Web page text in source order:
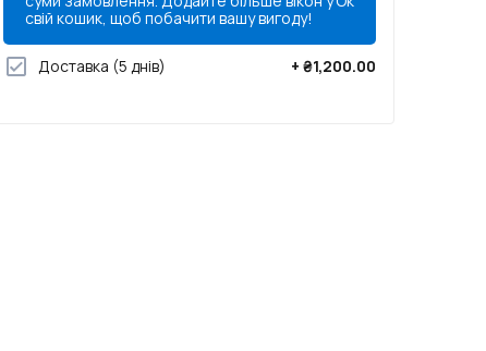
свій кошик, щоб побачити вашу вигоду!
Доставка (5 днів) + ₴1,200.00